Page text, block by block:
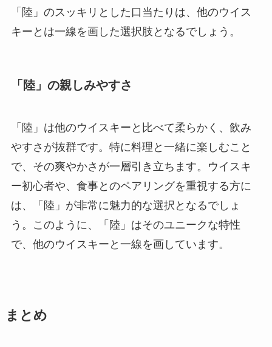
「陸」のスッキリとした口当たりは、他のウイス
キーとは一線を画した選択肢となるでしょう。
「陸」の親しみやすさ
「陸」は他のウイスキーと比べて柔らかく、飲み
やすさが抜群です。特に料理と一緒に楽しむこと
で、その爽やかさが一層引き立ちます。ウイスキ
ー初心者や、食事とのペアリングを重視する方に
は、「陸」が非常に魅力的な選択となるでしょ
う。このように、「陸」はそのユニークな特性
で、他のウイスキーと一線を画しています。
まとめ